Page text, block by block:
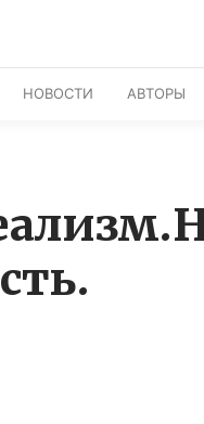
НОВОСТИ АВТОРЫ